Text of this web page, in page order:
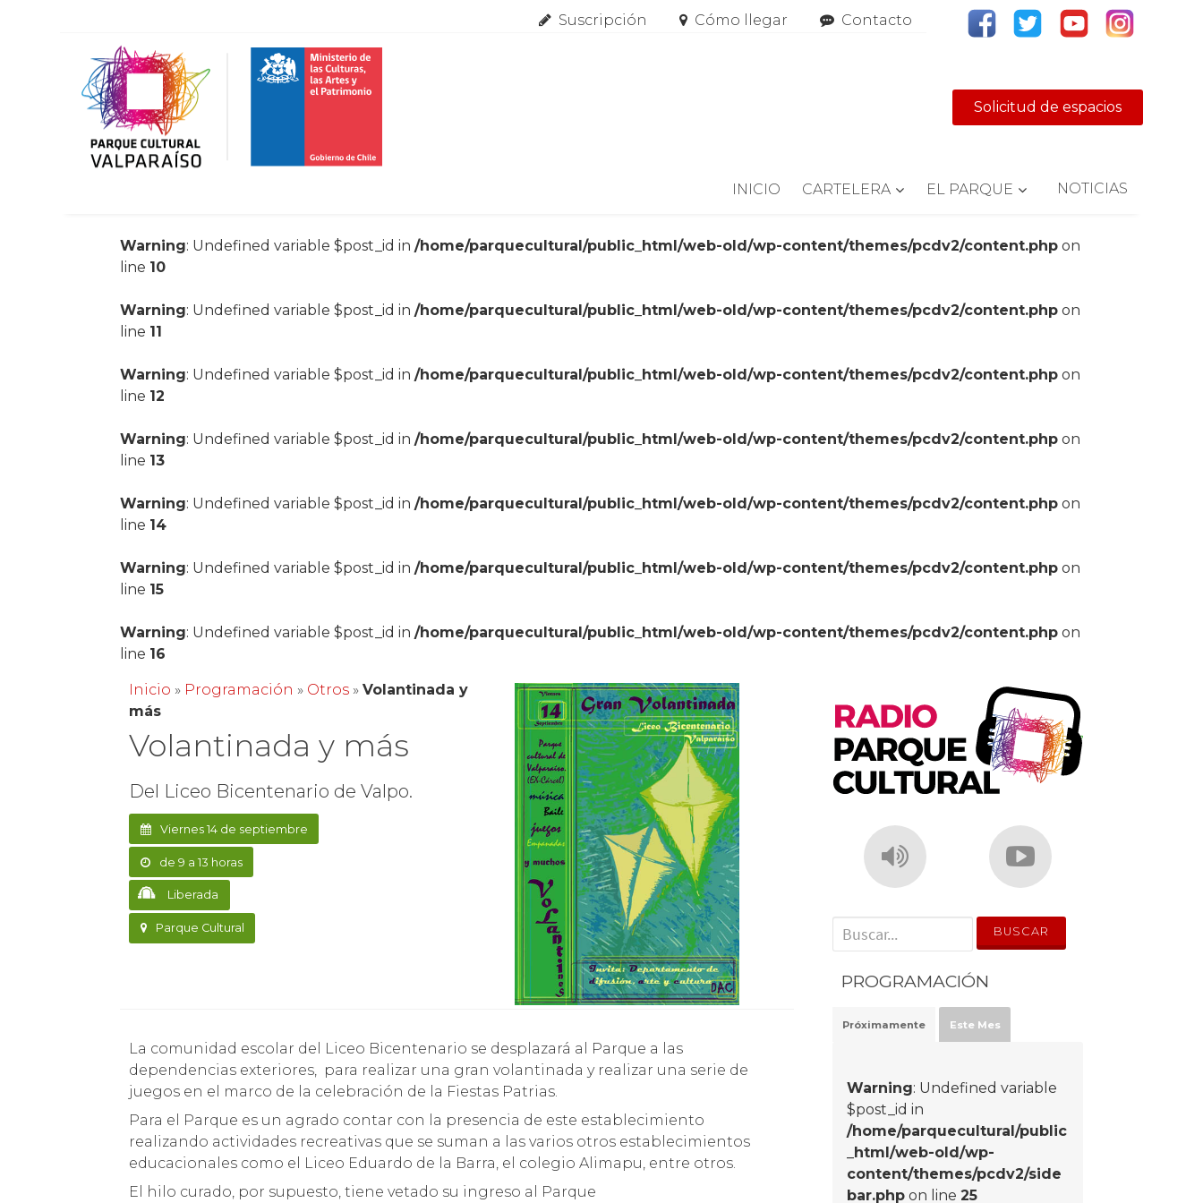
Suscripción Cómo llegar Contacto
Solicitud de espacios
INICIO CARTELERA EL PARQUE NOTICIAS
Warning: Undefined variable $post_id in/home/parquecultural/public_html/web-old/wp-content/themes/pcdv2/content.php on
line 10
Warning: Undefined variable $post_id in/home/parquecultural/public_html/web-old/wp-content/themes/pcdv2/content.php on
line 11
Warning: Undefined variable $post_id in/home/parquecultural/public_html/web-old/wp-content/themes/pcdv2/content.php on
line 12
Warning: Undefined variable $post_id in/home/parquecultural/public_html/web-old/wp-content/themes/pcdv2/content.php on
line 13
Warning: Undefined variable $post_id in/home/parquecultural/public_html/web-old/wp-content/themes/pcdv2/content.php on
line 14
Warning: Undefined variable $post_id in/home/parquecultural/public_html/web-old/wp-content/themes/pcdv2/content.php on
line 15
Warning: Undefined variable $post_id in/home/parquecultural/public_html/web-old/wp-content/themes/pcdv2/content.php on
line 16
Inicio » Programación » Otros »Volantinada y
más
Volantinada y más
Del Liceo Bicentenario de Valpo.
Viernes 14 de septiembre
de 9 a 13 horas
Liberada
Parque Cultural
La comunidad escolar del Liceo Bicentenario se desplazará al Parque a las
dependencias exteriores, para realizar una gran volantinada y realizar una serie de
juegos en el marco de la celebración de la Fiestas Patrias.
Para el Parque es un agrado contar con la presencia de este establecimiento
realizando actividades recreativas que se suman a las varios otros establecimientos
educacionales como el Liceo Eduardo de la Barra, el colegio Alimapu, entre otros.
El hilo curado, por supuesto, tiene vetado su ingreso al Parque
' . __('Search for:') . '
PROGRAMACIÓN
Próximamente Este Mes
Warning: Undefined variable
$post_id in
/home/parquecultural/public
_html/web-old/wp-
content/themes/pcdv2/side
bar.php on line25